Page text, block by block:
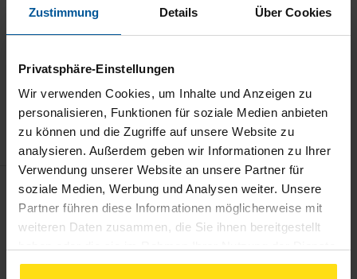
Zustimmung Details Über Cookies
Privatsphäre-Einstellungen
Wir verwenden Cookies, um Inhalte und Anzeigen zu
personalisieren, Funktionen für soziale Medien anbieten
zu können und die Zugriffe auf unsere Website zu
analysieren. Außerdem geben wir Informationen zu Ihrer
Verwendung unserer Website an unsere Partner für
soziale Medien, Werbung und Analysen weiter. Unsere
Partner führen diese Informationen möglicherweise mit
weiteren Daten zusammen, die Sie ihnen bereitgestellt
gesammelt haben. Indem Sie auf Einverstanden klicken,
*Pflichtfeld
Kontakt